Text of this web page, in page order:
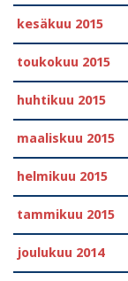
kesäkuu 2015
toukokuu 2015
huhtikuu 2015
maaliskuu 2015
helmikuu 2015
tammikuu 2015
joulukuu 2014